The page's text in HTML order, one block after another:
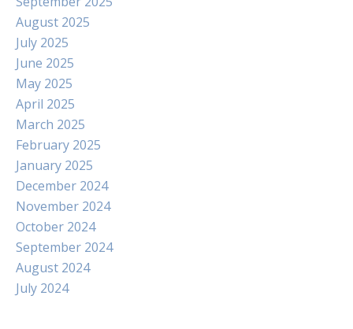
August 2025
July 2025
June 2025
May 2025
April 2025
March 2025
February 2025
January 2025
December 2024
November 2024
October 2024
September 2024
August 2024
July 2024